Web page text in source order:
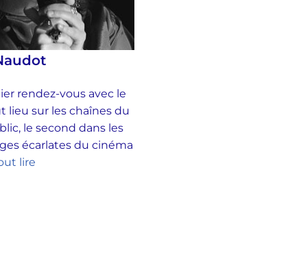
rendez-vous avec le
lieu sur les chaînes du
le second dans les
écarlates du cinéma
lire